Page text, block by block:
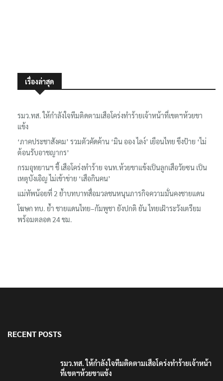
เรื่องล่าสุด
รมว.ทส. ให้กำลังใจทีมติดตามเสือโคร่งทำร้ายเจ้าหน้าที่เขตฯห้วยขา
แข้ง
‘ภาคประชาสังคม’ รวมตัวคัดค้าน ‘มิน ออง ไลง์’ เยือนไทย ขึงป้าย ‘ไม่
ต้อนรับอาชญากร’
กรมอุทยานฯ ชี้ เสือโคร่งทำร้าย จนท.ห้วยขาแข้งเป็นลูกเสือวัยซน เป็น
เหตุบังเอิญ ไม่เข้าข่าย ‘เสือกินคน’
แม่ทัพน้อยที่ 2 ย้ำบทบาทสื่อมวลชนหนุนภารกิจความมั่นคงชายแดน
โฆษก ทบ. ย้ำ ชายแดนไทย–กัมพูชา ยังปกติ ยัน ไทยเฝ้าระวังเตรียม
พร้อมตลอด 24 ชม.
RECENT POSTS
รมว.ทส. ให้กำลังใจทีมติดตามเสือโคร่งทำร้ายเจ้าหน้า
ที่เขตฯห้วยขาแข้ง